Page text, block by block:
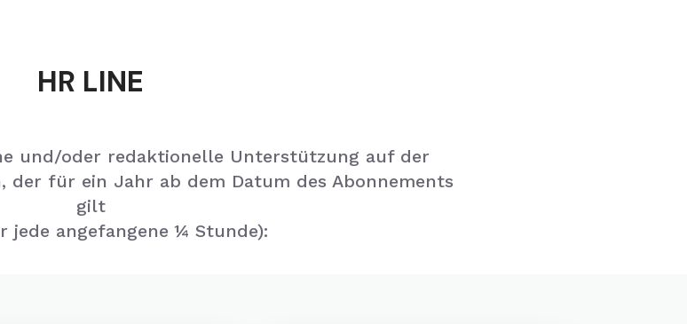
HR LINE
und/oder redaktionelle Unterstützung auf der
der für ein Jahr ab dem Datum des Abonnements
gilt
jede angefangene ¼ Stunde):